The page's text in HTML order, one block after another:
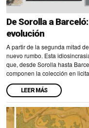
De Sorolla a
evolución
A partir de la segunda mitad
nuevo rumbo. Esta
que, desde Sorolla hasta
componen la colección en
LEER MÁS